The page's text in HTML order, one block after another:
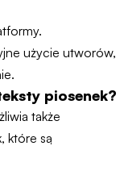
użycie utworów,
piosenek?
także
które są